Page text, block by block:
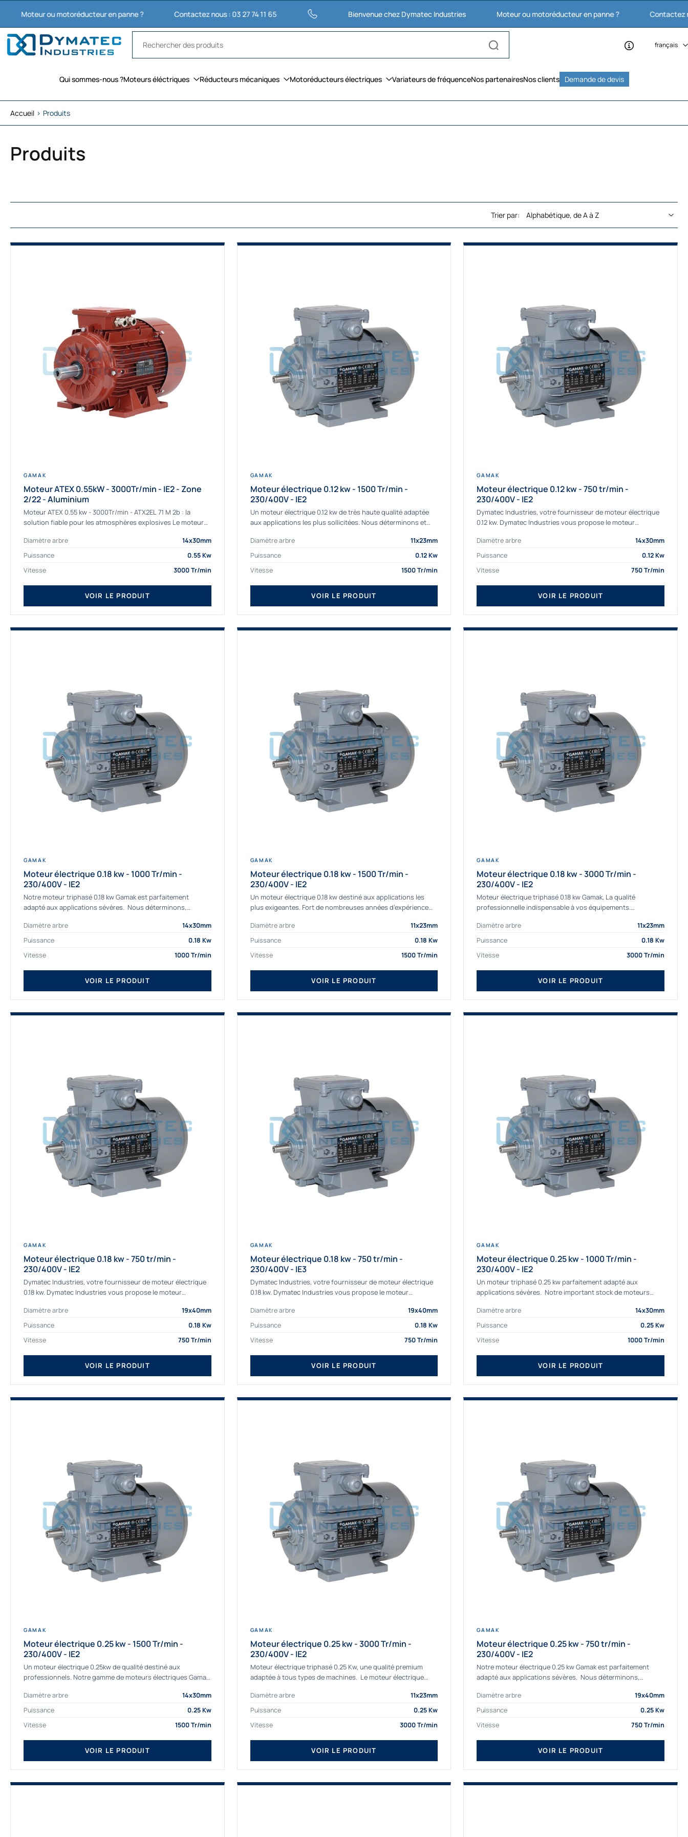
Aller
contenu
ou motoréducteur en panne ? Contactez nous : 03 27 74 11 65 Bienvenue chez Dymatec Industries Moteur ou motoréducteur en panne ? Contactez nous : 03
français
Qui sommes-nous ?Moteurs éléctriques Réducteurs mécaniques Motoréducteurs électriques Variateurs de fréquenceNos partenairesNos clients Demande de devis
Accueil › Produits
Produits
Trier par:
GAMAK
Moteur ATEX 0.55kW - 3000Tr/min - IE2 - Zone
2/22 - Aluminium
Moteur ATEX 0.55 kw - 3000Tr/min - ATX2EL 71 M 2b : la
solution fiable pour les atmosphères explosives Le moteur
Diamètre arbre
14x30mm
Puissance
0.55 Kw
Vitesse
3000 Tr/min
VOIR LE PRODUIT
GAMAK
Moteur électrique 0.12 kw - 1500 Tr/min -
230/400V - IE2
Un moteur électrique 0.12 kw de très haute qualité adaptée
aux applications les plus sollicitées. Nous déterminons et
Diamètre arbre
11x23mm
Puissance
0.12 Kw
Vitesse
1500 Tr/min
VOIR LE PRODUIT
GAMAK
Moteur électrique 0.12 kw - 750 tr/min -
230/400V - IE2
Dymatec Industries, votre fournisseur de moteur électrique
0.12 kw. Dymatec Industries vous propose le moteur
Diamètre arbre
14x30mm
Puissance
0.12 Kw
Vitesse
750 Tr/min
VOIR LE PRODUIT
GAMAK
Moteur électrique 0.18 kw - 1000 Tr/min -
230/400V - IE2
Notre moteur triphasé 0.18 kw Gamak est parfaitement
adapté aux applications sévères. Nous déterminons,
depuis de nombreuses...
Diamètre arbre
14x30mm
Puissance
0.18 Kw
Vitesse
1000 Tr/min
VOIR LE PRODUIT
GAMAK
Moteur électrique 0.18 kw - 1500 Tr/min -
230/400V - IE2
Un moteur électrique 0.18 kw destiné aux applications les
plus exigeantes. Fort de nombreuses années d’expérience
Diamètre arbre
11x23mm
Puissance
0.18 Kw
Vitesse
1500 Tr/min
VOIR LE PRODUIT
GAMAK
Moteur électrique 0.18 kw - 3000 Tr/min -
230/400V - IE2
Moteur électrique triphasé 0.18 kw Gamak, La qualité
professionnelle indispensable à vos équipements.
proposons exclusivement des...
Diamètre arbre
11x23mm
Puissance
0.18 Kw
Vitesse
3000 Tr/min
VOIR LE PRODUIT
GAMAK
Moteur électrique 0.18 kw - 750 tr/min -
230/400V - IE2
Dymatec Industries, votre fournisseur de moteur électrique
0.18 kw. Dymatec Industries vous propose le moteur
Diamètre arbre
19x40mm
Puissance
0.18 Kw
Vitesse
750 Tr/min
VOIR LE PRODUIT
GAMAK
Moteur électrique 0.18 kw - 750 tr/min -
230/400V - IE3
Dymatec Industries, votre fournisseur de moteur électrique
0.18 kw. Dymatec Industries vous propose le moteur
Diamètre arbre
19x40mm
Puissance
0.18 Kw
Vitesse
750 Tr/min
VOIR LE PRODUIT
GAMAK
Moteur électrique 0.25 kw - 1000 Tr/min -
230/400V - IE2
Un moteur triphasé 0.25 kw parfaitement adapté aux
applications sévères. Notre important stock de moteurs
moteurs. Ce moteur...
Diamètre arbre
14x30mm
Puissance
0.25 Kw
Vitesse
1000 Tr/min
VOIR LE PRODUIT
GAMAK
Moteur électrique 0.25 kw - 1500 Tr/min -
230/400V - IE2
Un moteur électrique 0.25kw de qualité destiné aux
professionnels. Notre gamme de moteurs électriques Gamak
Diamètre arbre
14x30mm
Puissance
0.25 Kw
Vitesse
1500 Tr/min
VOIR LE PRODUIT
GAMAK
Moteur électrique 0.25 kw - 3000 Tr/min -
230/400V - IE2
Moteur électrique triphasé 0.25 Kw, une qualité premium
adaptée à tous types de machines. Le moteur électrique
Diamètre arbre
11x23mm
Puissance
0.25 Kw
Vitesse
3000 Tr/min
VOIR LE PRODUIT
GAMAK
Moteur électrique 0.25 kw - 750 tr/min -
230/400V - IE2
Notre moteur électrique 0.25 kw Gamak est parfaitement
adapté aux applications sévères. Nous déterminons,
asynchrones depuis de nombreuses années....
Diamètre arbre
19x40mm
Puissance
0.25 Kw
Vitesse
750 Tr/min
VOIR LE PRODUIT